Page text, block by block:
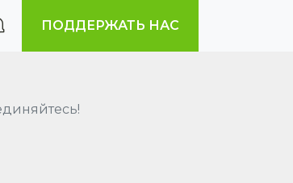
ПОДДЕРЖАТЬ НАС